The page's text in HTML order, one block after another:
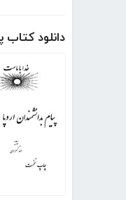
دانلود کتاب